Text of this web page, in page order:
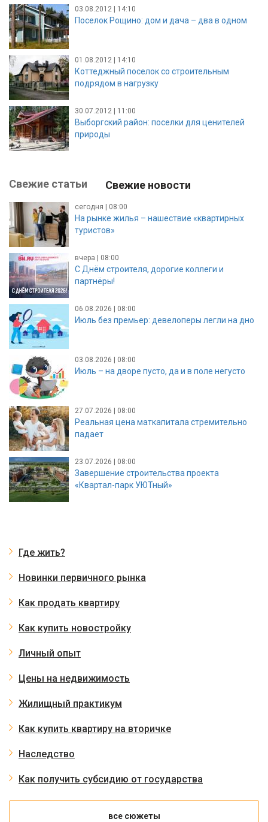
03.08.2012 | 14:10
Поселок Рощино: дом и дача – два в одном
01.08.2012 | 14:10
Коттеджный поселок со строительным
подрядом в нагрузку
30.07.2012 | 11:00
Выборгский район: поселки для ценителей
природы
Свежие статьи Свежие новости
сегодня | 08:00
На рынке жилья – нашествие «квартирных
туристов»
вчера | 08:00
С Днём строителя, дорогие коллеги и
партнёры!
06.08.2026 | 08:00
Июль без премьер: девелоперы легли на дно
03.08.2026 | 08:00
Июль – на дворе пусто, да и в поле негусто
27.07.2026 | 08:00
Реальная цена маткапитала стремительно
падает
23.07.2026 | 08:00
Завершение строительства проекта
«Квартал-парк УЮТный»
Где жить?
Новинки первичного рынка
Как продать квартиру
Как купить новостройку
Личный опыт
Цены на недвижимость
Жилищный практикум
Как купить квартиру на вторичке
Наследство
Как получить субсидию от государства
все сюжеты